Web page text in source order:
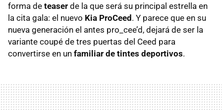
forma de teaser de la que será su principal estrella en
la cita gala: el nuevo Kia ProCeed. Y parece que en su
nueva generación el antes pro_cee’d, dejará de ser la
variante coupé de tres puertas del Ceed para
convertirse en un familiar de tintes deportivos.